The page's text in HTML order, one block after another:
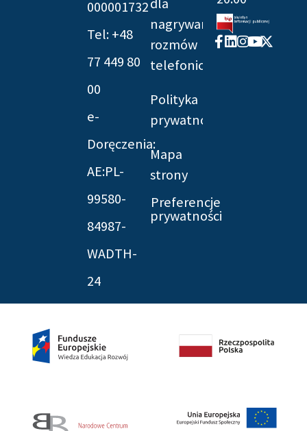
000001732
Tel: +48
77 449 80
00
e-
Doręczenia:
AE:PL-
99580-
84987-
WADTH-
24
nagrywania
rozmów
telefonicznych
Polityka
prywatności
Mapa
strony
Preferencje
prywatności
Facebook-
f
Linkedin
Instagram
Youtube
X-